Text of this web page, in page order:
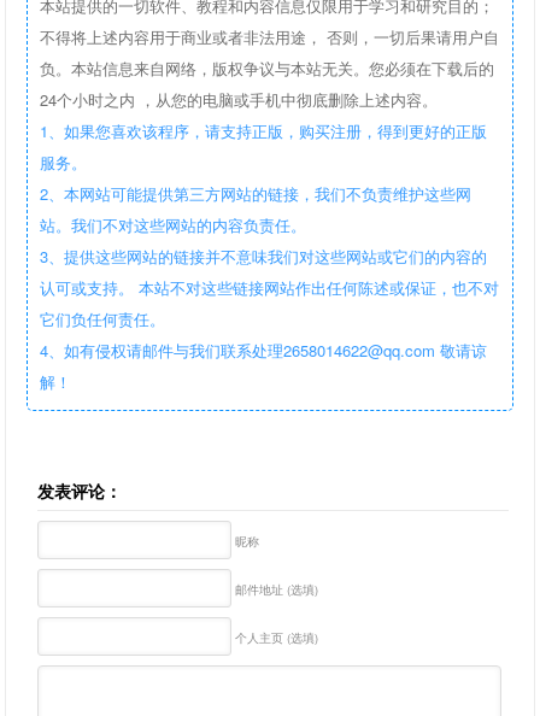
本站提供的一切软件、教程和内容信息仅限用于学习和研究目的；
不得将上述内容用于商业或者非法用途， 否则，一切后果请用户自
负。本站信息来自网络，版权争议与本站无关。您必须在下载后的
24个小时之内 ，从您的电脑或手机中彻底删除上述内容。
1、如果您喜欢该程序，请支持正版，购买注册，得到更好的正版
服务。
2、本网站可能提供第三方网站的链接，我们不负责维护这些网
站。我们不对这些网站的内容负责任。
3、提供这些网站的链接并不意味我们对这些网站或它们的内容的
认可或支持。 本站不对这些链接网站作出任何陈述或保证，也不对
它们负任何责任。
4、如有侵权请邮件与我们联系处理2658014622@qq.com 敬请谅
解！
发表评论：
昵称
邮件地址 (选填)
个人主页 (选填)